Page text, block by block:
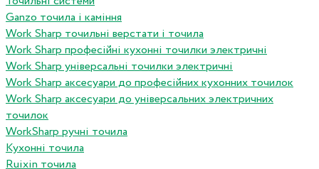
Ganzo точила і каміння
Work Sharp точильні верстати і точила
Work Sharp професiйнi кухоннi точилки электричнi
Work Sharp унiверсальнi точилки электричнi
Work Sharp аксесуари до професiйних кухонних точилок
Work Sharp аксесуари до унiверсальних электричних
точилок
WorkSharp ручні точила
Кухонні точила
Ruixin точила